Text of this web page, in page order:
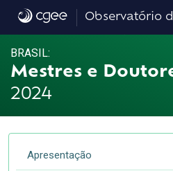
1.2. Programas de
Observatório
BRASIL:
Mestres e
2024
Apresentação